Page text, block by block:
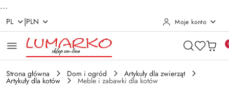
...
Przejdź do treści głównej
Przejdź do wyszukiwarki
Przejdź do moje konto
Przejdź do menu głównego
Przejdź do opisu produktu
Przejdź do stopki
PL |PLN Moje konto
Strona główna Dom i ogród Artykuły dla zwierząt
Artykuły dla kotów Meble i zabawki dla kotów